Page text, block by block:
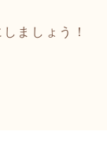
ましょう！